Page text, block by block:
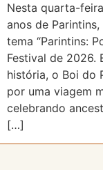
Nesta quarta-
anos de
tema “Parintins:
Festival de 2026.
história, o Boi do
por uma viagem
celebrando
[…]